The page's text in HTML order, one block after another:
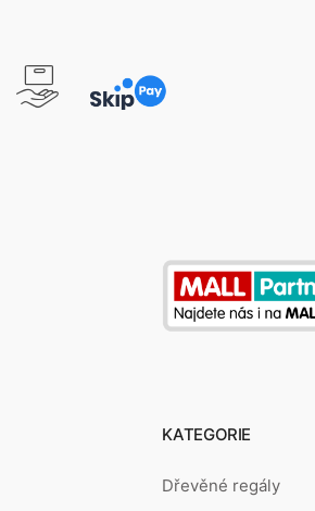
KATEGORIE
Dřevěné regály